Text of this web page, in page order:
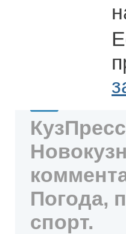
Погода,
спорт.